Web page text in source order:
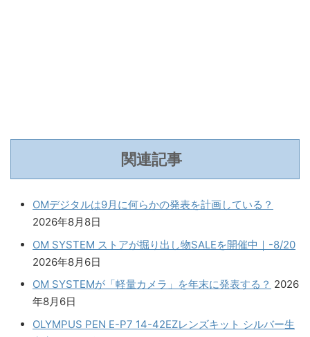
関連記事
OMデジタルは9月に何らかの発表を計画している？
2026年8月8日
OM SYSTEM ストアが掘り出し物SALEを開催中｜-8/20
2026年8月6日
OM SYSTEMが「軽量カメラ」を年末に発表する？ 2026
年8月6日
OLYMPUS PEN E-P7 14-42EZレンズキット シルバー生